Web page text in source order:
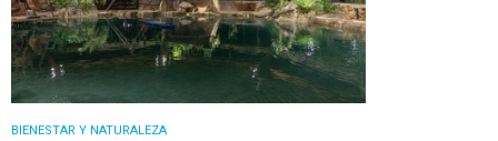
BIENESTAR Y NATURALEZA